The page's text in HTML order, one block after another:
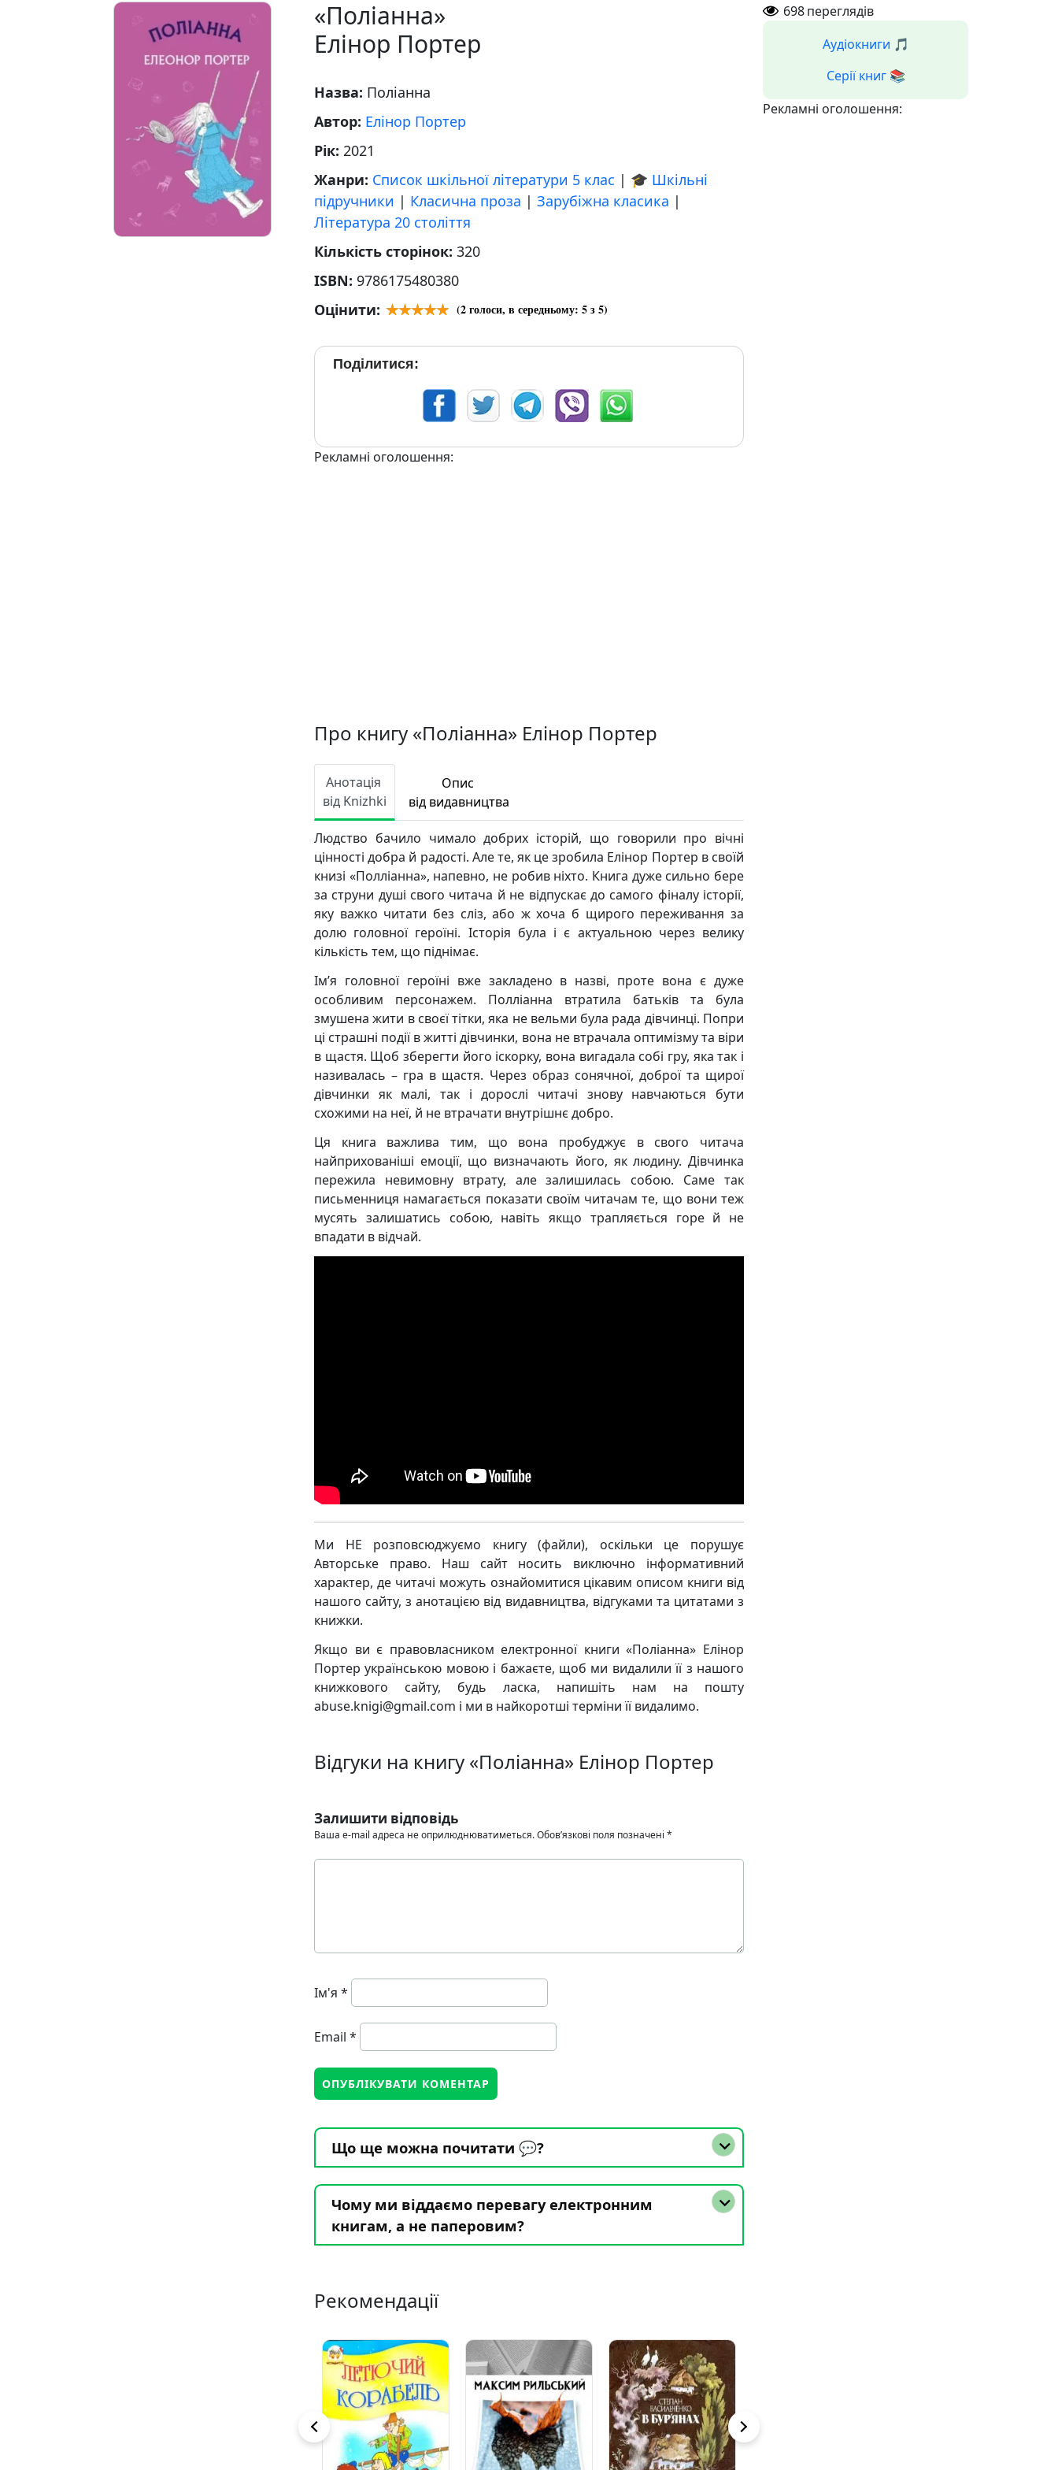
«Поліанна»
Елінор Портер
Назва: Поліанна
Автор: Елінор Портер
Рік: 2021
Жанри: Список шкільної літератури 5 клас | 🎓 Шкільні
підручники | Класична проза | Зарубіжна класика |
Література 20 століття
Кількість сторінок: 320
ISBN: 9786175480380
Оцінити:
(2голоси, в середньому: 5з 5)
Поділитися:
Рекламні оголошення:
Про книгу «Поліанна» Елінор Портер
Анотація
від Knizhki
Опис
від видавництва
Людство бачило чимало добрих історій, що говорили про вічні
цінності добра й радості. Але те, як це зробила Елінор Портер в своїй
книзі «Полліанна», напевно, не робив ніхто. Книга дуже сильно бере
за струни душі свого читача й не відпускає до самого фіналу історії,
яку важко читати без сліз, або ж хоча б щирого переживання за
долю головної героїні. Історія була і є актуальною через велику
кількість тем, що піднімає.
Ім’я головної героїні вже закладено в назві, проте вона є дуже
особливим персонажем. Полліанна втратила батьків та була
змушена жити в своєї тітки, яка не вельми була рада дівчинці. Попри
ці страшні події в житті дівчинки, вона не втрачала оптимізму та віри
в щастя. Щоб зберегти його іскорку, вона вигадала собі гру, яка так і
називалась – гра в щастя. Через образ сонячної, доброї та щирої
дівчинки як малі, так і дорослі читачі знову навчаються бути
схожими на неї, й не втрачати внутрішнє добро.
Ця книга важлива тим, що вона пробуджує в свого читача
найприхованіші емоції, що визначають його, як людину. Дівчинка
пережила невимовну втрату, але залишилась собою. Саме так
письменниця намагається показати своїм читачам те, що вони теж
мусять залишатись собою, навіть якщо трапляється горе й не
впадати в відчай.
Ми НЕ розповсюджуємо книгу (файли), оскільки це порушує
Авторське право. Наш сайт носить виключно інформативний
характер, де читачі можуть ознайомитися цікавим описом книги від
нашого сайту, з анотацією від видавництва, відгуками та цитатами з
книжки.
Якщо ви є правовласником електронної книги «Поліанна» Елінор
Портер українською мовою і бажаєте, щоб ми видалили її з нашого
книжкового сайту, будь ласка, напишіть нам на пошту
abuse.knigi@gmail.com і ми в найкоротші терміни її видалимо.
Відгуки на книгу «Поліанна» Елінор Портер
Залишити відповідь
Ваша e-mail адреса не оприлюднюватиметься.Обов’язкові поля позначені *
Ім'я *
Email *
Що ще можна почитати 💬?
Чому ми віддаємо перевагу електронним
книгам, а не паперовим?
Рекомендації
698переглядів
Аудіокниги 🎵
Серії книг 📚
Рекламні оголошення: